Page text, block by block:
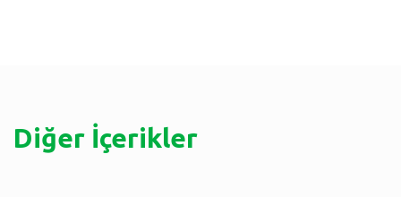
Diğer İçerikler